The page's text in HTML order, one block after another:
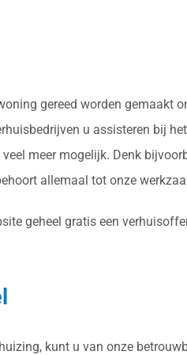
gereed worden gemaakt
u assisteren bij
meer mogelijk. Denk
allemaal tot onze
geheel gratis een
kunt u van onze